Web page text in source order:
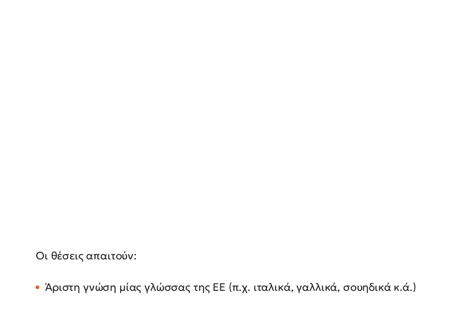
Οι θέσεις απαιτούν:
Άριστη γνώση μίας γλώσσας της ΕΕ (π.χ. ιταλικά, γαλλικά, σουηδικά κ.ά.)